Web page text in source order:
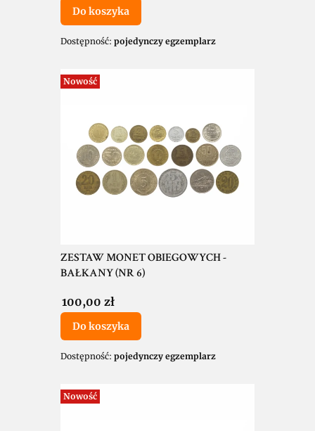
Do koszyka
Dostępność: pojedynczy egzemplarz
Nowość
ZESTAW MONET OBIEGOWYCH -
BAŁKANY (NR 6)
Cena
100,00 zł
Do koszyka
Dostępność: pojedynczy egzemplarz
Nowość